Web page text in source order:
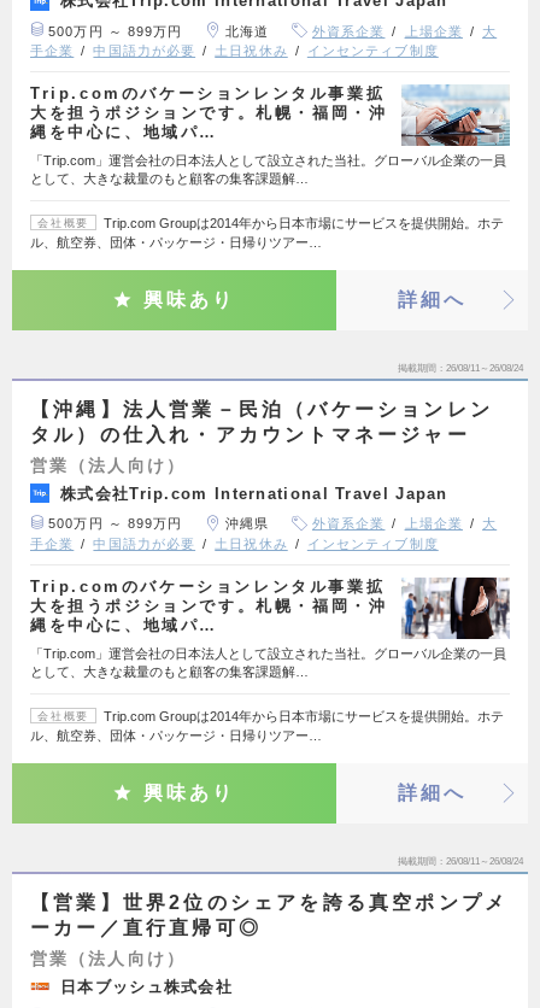
500万円 ～ 899万円 北海道 外資系企業 上場企業
大
手企業
中国語力が必要 土日祝休み インセンティブ制度
Trip.comのバケーションレンタル事業拡
大を担うポジションです。札幌・福岡・沖
縄を中心に、地域パ…
「Trip.com」運営会社の日本法人として設立された当社。グローバル企業の一員
として、大きな裁量のもと顧客の集客課題解…
会社概要
Trip.com Groupは2014年から日本市場にサービスを提供開始。ホテ
ル、航空券、団体・パッケージ・日帰りツアー…
興味あり 詳細へ
掲載期間 26/08/11～26/08/24
【沖縄】法人営業－民泊（バケーションレン
タル）の仕入れ・アカウントマネージャー
営業（法人向け）
株式会社Trip.com International Travel Japan
500万円 ～ 899万円 沖縄県 外資系企業 上場企業
大
手企業
中国語力が必要 土日祝休み インセンティブ制度
Trip.comのバケーションレンタル事業拡
大を担うポジションです。札幌・福岡・沖
縄を中心に、地域パ…
「Trip.com」運営会社の日本法人として設立された当社。グローバル企業の一員
として、大きな裁量のもと顧客の集客課題解…
会社概要
Trip.com Groupは2014年から日本市場にサービスを提供開始。ホテ
ル、航空券、団体・パッケージ・日帰りツアー…
興味あり 詳細へ
掲載期間 26/08/11～26/08/24
【営業】世界2位のシェアを誇る真空ポンプメ
ーカー／直行直帰可◎
営業（法人向け）
日本ブッシュ株式会社